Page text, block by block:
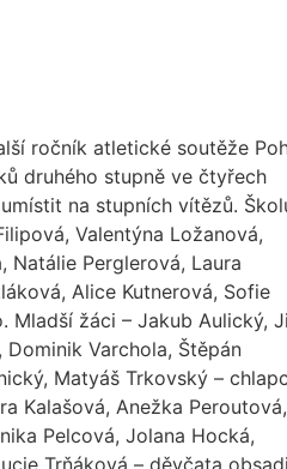
ročník atletické soutěže
druhého stupně ve čtyřech
na stupních vítězů.
Valentýna Ložanová,
Natálie Perglerová, Laura
Alice Kutnerová, Sofie
Mladší žáci – Jakub Aulický,
Dominik Varchola, Štěpán
Matyáš Trkovský –
Kalašová, Anežka Peroutová,
Pelcová, Jolana Hocká,
Trňáková – děvčata